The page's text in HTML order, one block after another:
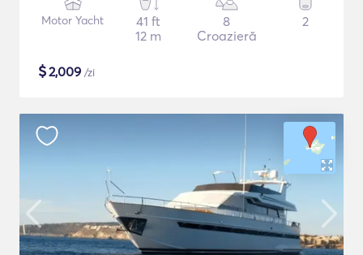
Motor Yacht
41 ft
12 m
8
Croazieră
2
$2,009 /zi